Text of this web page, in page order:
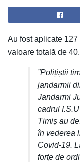
Au fost aplicate
valoare totală de
”Polițiștii
jandarmii
Jandarmi
cadrul
Timiș au
în vederea
Covid-19.
forţe de